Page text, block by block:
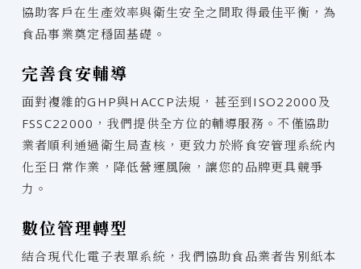
協助客戶在生產效率與衛生安全之間取得最佳平衡，為
食品事業奠定穩固基礎。
完善食安輔導
面對複雜的GHP與HACCP法規，甚至到ISO22000及
FSSC22000，我們提供全方位的輔導服務。不僅協助
業者順利通過衛生局查核，更致力於將食安管理系統內
化至日常作業，降低營運風險，讓您的品牌更具競爭
力。
數位管理轉型
結合現代化電子表單系統，我們協助食品業者告別紙本